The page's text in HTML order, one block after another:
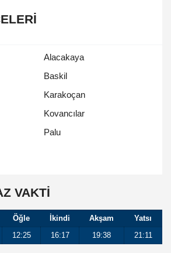
Alacakaya
Baskil
Karakoçan
Kovancılar
Palu
VAKTİ
Öğle İkindi Akşam
Yatsı
12:25 16:17 19:38 21:11